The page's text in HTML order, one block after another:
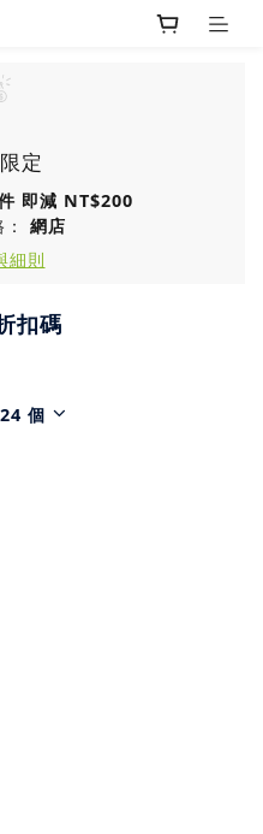
限定
即減 NT$200
網店
細則
扣碼
個